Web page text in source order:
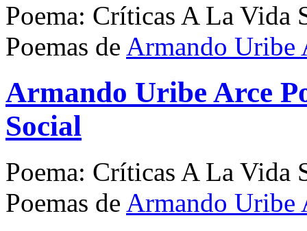
Poema: Críticas A La Vida
Poemas de Armando Uribe
Armando Uribe Arce
Social
Poema: Críticas A La Vida
Poemas de Armando Uribe